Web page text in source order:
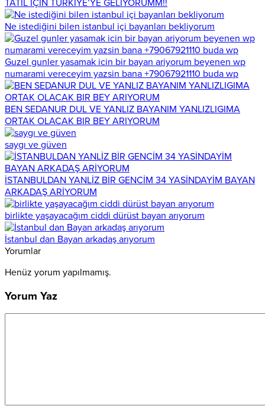
TATİL İÇİN TÜRKİYE’YE GELİYORUMM!!
Ne istediğini bilen istanbul içi bayanları bekliyorum
Guzel gunler yasamak icin bir bayan ariyorum beyenen wp
numarami vereceyim yazsin bana +79067921110 buda wp
BEN SEDANUR DUL VE YANLIZ BAYANIM YANLIZLIGIMA
ORTAK OLACAK BIR BEY ARIYORUM
saygı ve güven
İSTANBULDAN YANLİZ BİR GENCİM 34 YASİNDAYİM BAYAN
ARKADAŞ ARİYORUM
birlikte yaşayacağım ciddi dürüst bayan arıyorum
İstanbul dan Bayan arkadaş arıyorum
Yorumlar
Henüz yorum yapılmamış.
Yorum Yaz